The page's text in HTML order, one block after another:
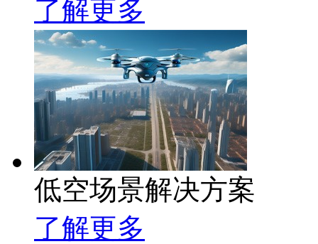
了解更多
低空场景解决方案
了解更多